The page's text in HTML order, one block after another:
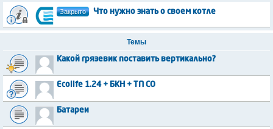
Закрыто Что нужно знать о своем котле
Темы
Какой грязевик поставить вертикально?
Ecolife 1.24 + БКН + ТП СО
Батареи